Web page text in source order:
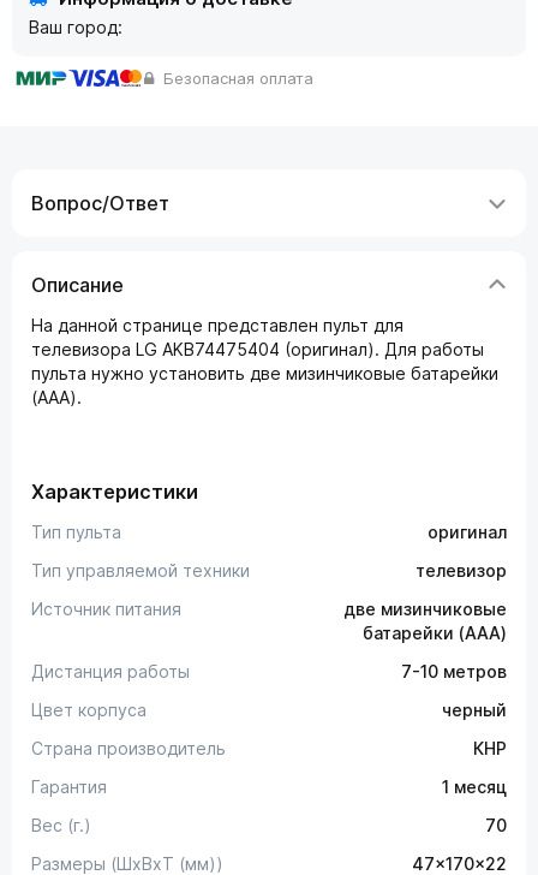
Ваш город:
Безопасная оплата
Вопрос/Ответ
Описание
На данной странице представлен пульт для
телевизора LG AKB74475404 (оригинал). Для работы
пульта нужно установить две мизинчиковые батарейки
(AAA).
Характеристики
Тип пульта
оригинал
Тип управляемой техники
телевизор
Источник питания
две мизинчиковые
батарейки (AAA)
Дистанция работы
7-10 метров
Цвет корпуса
черный
Страна производитель
КНР
Гарантия
1 месяц
Вес (г.)
70
Размеры (ШxВxТ (мм))
47x170x22